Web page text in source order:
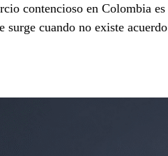
contencioso en Colombia es
cuando no existe acuerdo